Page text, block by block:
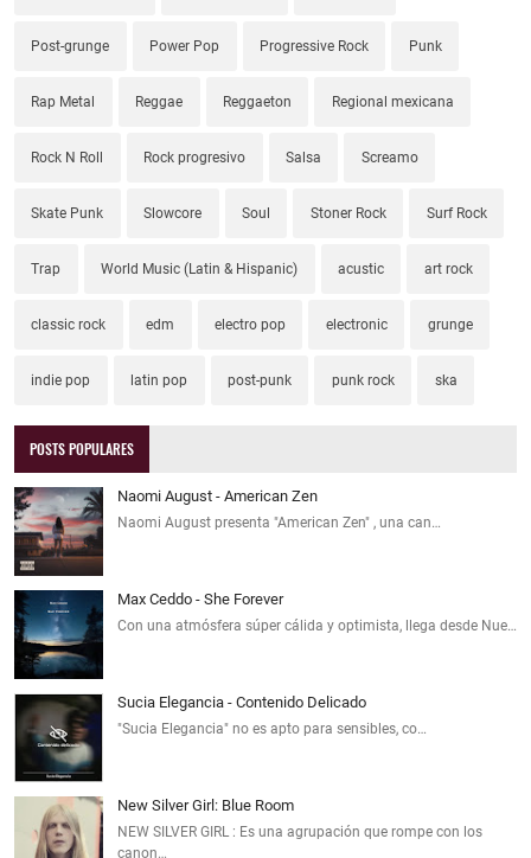
Post-grunge Power Pop Progressive Rock Punk
Rap Metal Reggae Reggaeton Regional mexicana
Rock N Roll Rock progresivo Salsa Screamo
Skate Punk Slowcore Soul Stoner Rock Surf Rock
Trap World Music (Latin & Hispanic) acustic art rock
classic rock edm electro pop electronic grunge
indie pop latin pop post-punk punk rock ska
POSTS POPULARES
Naomi August - American Zen
Naomi August presenta "American Zen" , una can…
Max Ceddo - She Forever
Con una atmósfera súper cálida y optimista, llega desde Nue…
Sucia Elegancia - Contenido Delicado
"Sucia Elegancia" no es apto para sensibles, co…
New Silver Girl: Blue Room
NEW SILVER GIRL : Es una agrupación que rompe con los
canon…